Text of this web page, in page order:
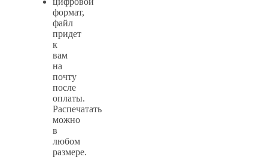
формат,
файл
придет
к
вам
на
почту
после
оплаты.
Распечатать
можно
в
любом
размере.